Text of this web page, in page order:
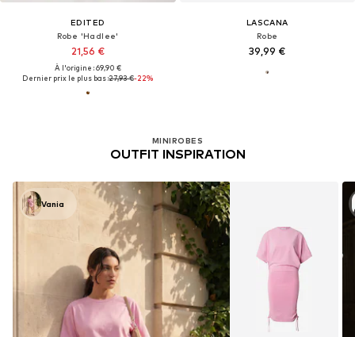
EDITED
Robe 'Hadlee'
21,56 €
À l'origine : 69,90 €
Dernier prix le plus bas :27,93 €-22%
LASCANA
Robe
39,99 €
MINIROBES
OUTFIT INSPIRATION
Vania